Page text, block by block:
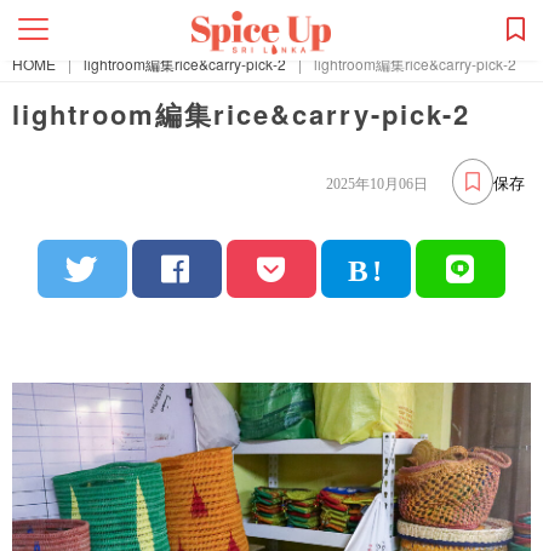
HOME | lightroom編集rice&carry-pick-2 | lightroom編集rice&carry-pick-2
lightroom編集rice&carry-pick-2
保存
2025年10月06日